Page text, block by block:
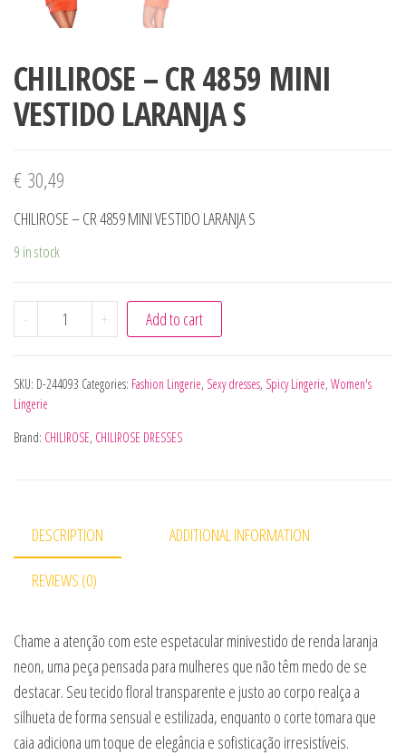
CHILIROSE – CR 4859 MINI
VESTIDO LARANJA S
€ 30,49
CHILIROSE – CR 4859 MINI VESTIDO LARANJA S
9 in stock
- CHILIROSE - CR 4859 MINI VESTIDO LARANJA S quantity
+ Add to cart
SKU: D-244093 Categories: Fashion Lingerie, Sexy dresses, Spicy Lingerie, Women's
Lingerie
Brand: CHILIROSE, CHILIROSE DRESSES
DESCRIPTION ADDITIONAL INFORMATION
REVIEWS (0)
Chame a atenção com este espetacular minivestido de renda laranja
neon, uma peça pensada para mulheres que não têm medo de se
destacar. Seu tecido floral transparente e justo ao corpo realça a
silhueta de forma sensual e estilizada, enquanto o corte tomara que
caia adiciona um toque de elegância e sofisticação irresistíveis.